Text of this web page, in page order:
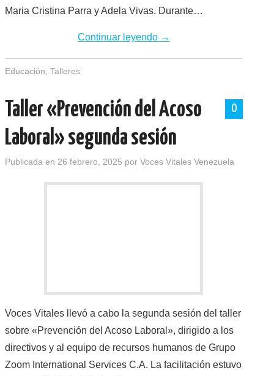
Maria Cristina Parra y Adela Vivas. Durante…
Continuar leyendo →
Educación Talleres
0
Taller «Prevención del Acoso
Laboral» segunda sesión
Publicada en 26 febrero, 2025 por Voces Vitales Venezuela
Voces Vitales llevó a cabo la segunda sesión del taller
sobre «Prevención del Acoso Laboral», dirigido a los
directivos y al equipo de recursos humanos de Grupo
Zoom International Services C.A. La facilitación estuvo